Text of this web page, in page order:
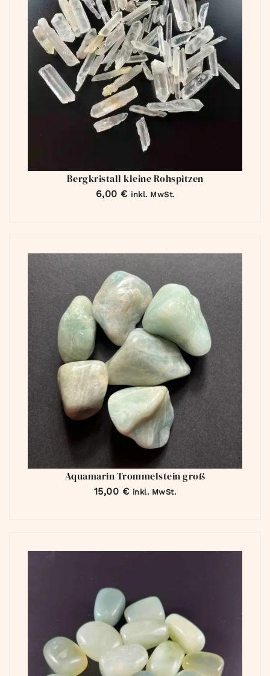
Bergkristall kleine Rohspitzen
6,00 € inkl. MwSt.
Aquamarin Trommelstein groß
15,00 € inkl. MwSt.